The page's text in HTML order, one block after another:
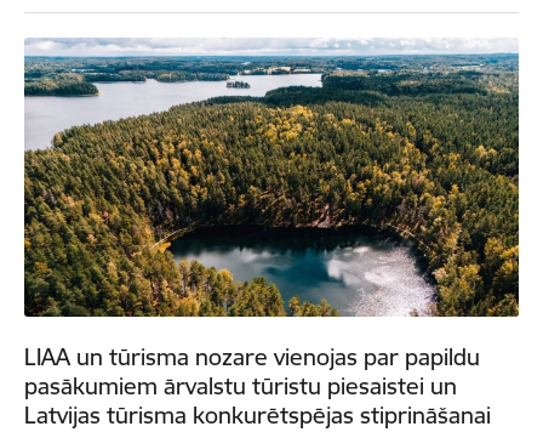
LIAA un tūrisma nozare vienojas par papildu
pasākumiem ārvalstu tūristu piesaistei un
Latvijas tūrisma konkurētspējas stiprināšanai